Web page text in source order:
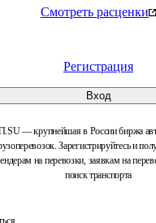
Смотреть расценки
Регистрация
Вход
— крупнейшая в России биржа
Зарегистрируйтесь и
на перевозки, заявкам на
поиск транспорта